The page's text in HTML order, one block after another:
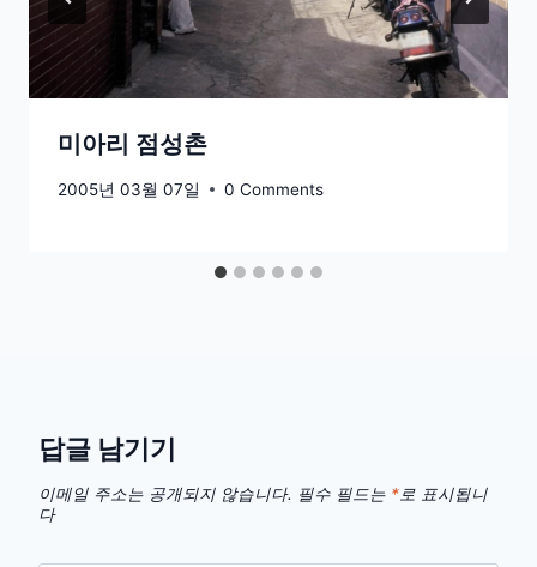
미아리 점성촌
2005년 03월 07일 0 Comments
답글 남기기
이메일 주소는 공개되지 않습니다. 필수 필드는 *로 표시됩니
다